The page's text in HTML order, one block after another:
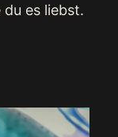
es liebst.